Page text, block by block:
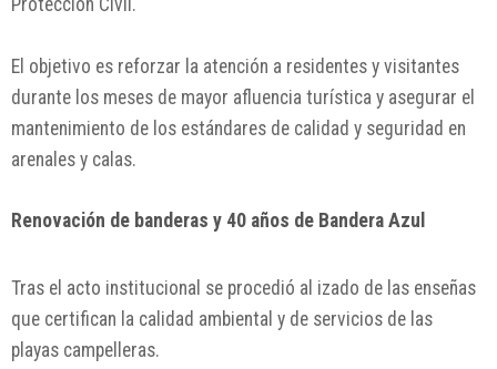
Protección Civil.
El objetivo es reforzar la atención a residentes y visitantes
durante los meses de mayor afluencia turística y asegurar el
mantenimiento de los estándares de calidad y seguridad en
arenales y calas.
Renovación de banderas y 40 años de Bandera Azul
Tras el acto institucional se procedió al izado de las enseñas
que certifican la calidad ambiental y de servicios de las
playas campelleras.